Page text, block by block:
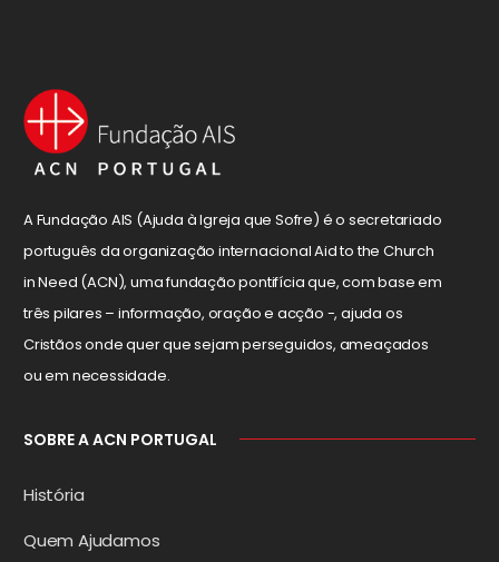
A Fundação AIS (Ajuda à Igreja que Sofre) é o secretariado
português da organização internacional Aid to the Church
in Need (ACN), uma fundação pontifícia que, com base em
três pilares – informação, oração e acção -, ajuda os
Cristãos onde quer que sejam perseguidos, ameaçados
ou em necessidade.
SOBRE A ACN PORTUGAL
História
Quem Ajudamos